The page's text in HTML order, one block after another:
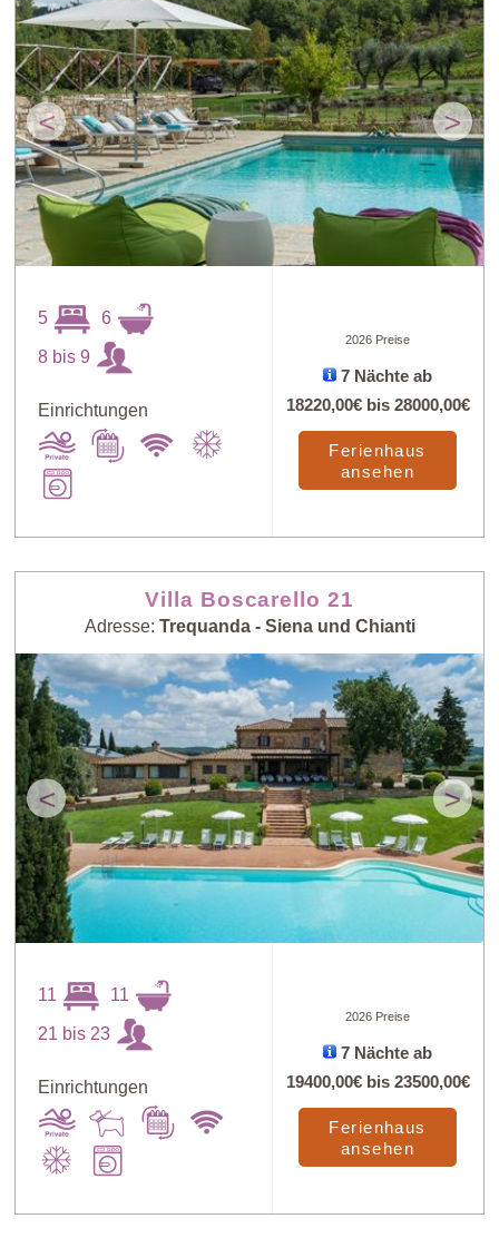
< >
5 6
8 bis 9
Einrichtungen
2026 Preise
7 Nächte ab
18220,00€bis 28000,00€
Ferienhaus
ansehen
Villa Boscarello 21
Adresse: Trequanda - Siena und Chianti
< >
11 11
21 bis 23
Einrichtungen
2026 Preise
7 Nächte ab
19400,00€bis 23500,00€
Ferienhaus
ansehen